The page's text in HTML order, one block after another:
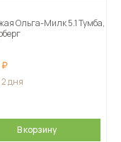
Ольга-Милк 5.1 Тумба,
2 дня
В корзину